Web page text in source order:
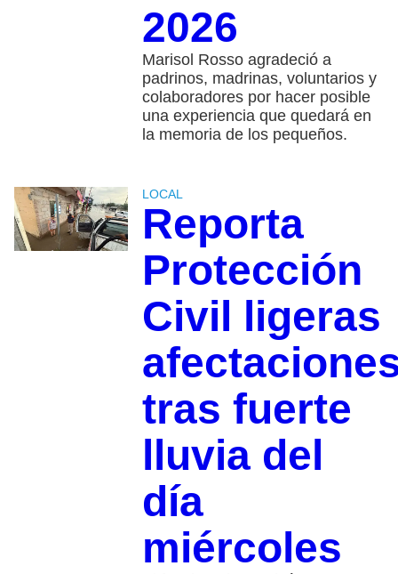
2026
Marisol Rosso agradeció a
padrinos, madrinas, voluntarios y
colaboradores por hacer posible
una experiencia que quedará en
la memoria de los pequeños.
LOCAL
Reporta
Protección
Civil ligeras
tras fuerte
lluvia del
día
miércoles